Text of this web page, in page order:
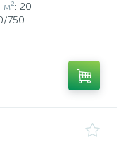
м²: 20
750